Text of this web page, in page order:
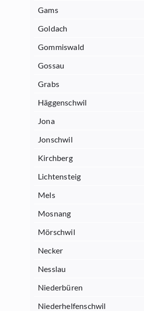
Gams
Goldach
Gommiswald
Gossau
Grabs
Häggenschwil
Jona
Jonschwil
Kirchberg
Lichtensteig
Mels
Mosnang
Mörschwil
Necker
Nesslau
Niederbüren
Niederhelfenschwil